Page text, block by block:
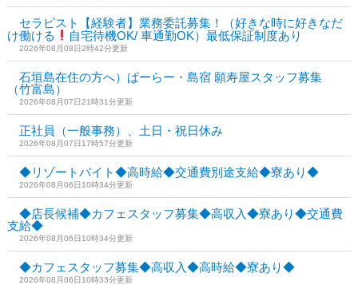
セラピスト【経験者】業務委託募集！（好きな時に好きなだ
け働ける
自宅待機OK/ 車通勤OK）最低保証制度あり
2026年08月08日2時42分更新
石垣島在住の方へ）ぱーらー・島宿 願寿屋スタッフ募集
（竹富島）
2026年08月07日21時31分更新
正社員（一般事務）、土日・祝日休み
2026年08月07日17時57分更新
◆リゾートバイト◆高時給◆交通費別途支給◆寮あり◆
2026年08月06日10時34分更新
◆店長候補◆カフェスタッフ募集◆高収入◆寮あり◆交通費
支給◆
2026年08月06日10時34分更新
◆カフェスタッフ募集◆高収入◆高時給◆寮あり◆
2026年08月06日10時33分更新